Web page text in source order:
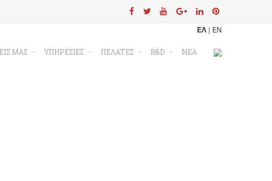
ΕΛ | EN
ΜΑΣ ΥΠΗΡΕΣΙΕΣ ΠΕΛΑΤΕΣ R&D ΝΕΑ